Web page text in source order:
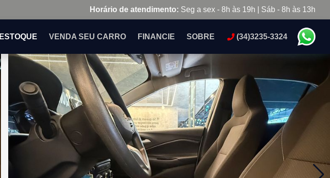
Horário de atendimento: Seg a sex - 8h às 19h | Sáb - 8h às 13h
ESTOQUE VENDA SEU CARRO FINANCIE SOBRE (34)3235-3324